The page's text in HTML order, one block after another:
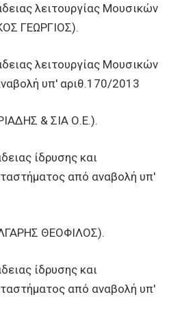
λειτουργίας Μουσικών
ΓΕΩΡΓΙΟΣ).
λειτουργίας Μουσικών
υπ' αριθ.170/2013
& ΣΙΑ Ο.Ε.).
ίδρυσης και
από αναβολή υπ'
ΘΕΟΦΙΛΟΣ).
ίδρυσης και
από αναβολή υπ'